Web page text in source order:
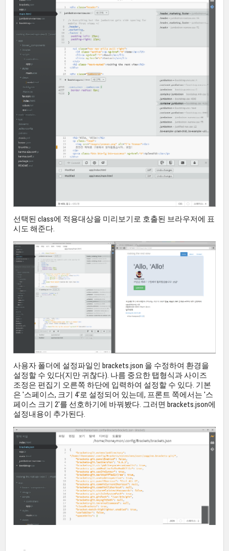
선택된 class에 적용대상을 미리보기로 호출된 브라우저에 표
시도 해준다.
사용자 폴더에 설정파일인 brackets.json 을 수정하여 환경을
설정할 수 있다(지만 귀찮다). 나름 중요한 탭형식과 사이즈
조정은 편집기 오른쪽 하단에 입력하여 설정할 수 있다. 기본
은 '스페이스, 크기 4'로 설정되어 있는데, 프론트 쪽에서는 '스
페이스 크기 2'를 선호하기에 바꿔봤다. 그러면 brackets.json에
설정내용이 추가된다.